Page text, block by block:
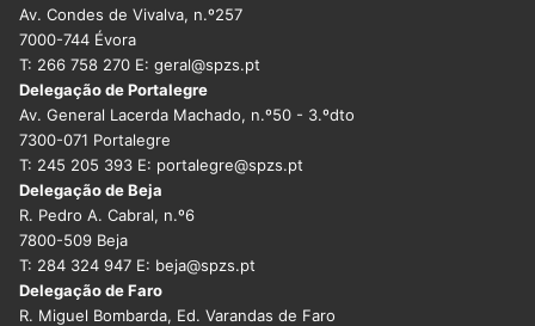
Av. Condes de Vivalva, n.º257
7000-744 Évora
T: 266 758 270 E: geral@spzs.pt
Delegação de Portalegre
Av. General Lacerda Machado, n.º50 - 3.ºdto
7300-071 Portalegre
T: 245 205 393 E: portalegre@spzs.pt
Delegação de Beja
R. Pedro A. Cabral, n.º6
7800-509 Beja
T: 284 324 947 E: beja@spzs.pt
Delegação de Faro
R. Miguel Bombarda, Ed. Varandas de Faro